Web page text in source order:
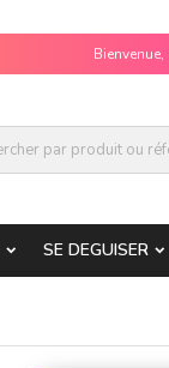
Bienvenue,
SE DEGUISER